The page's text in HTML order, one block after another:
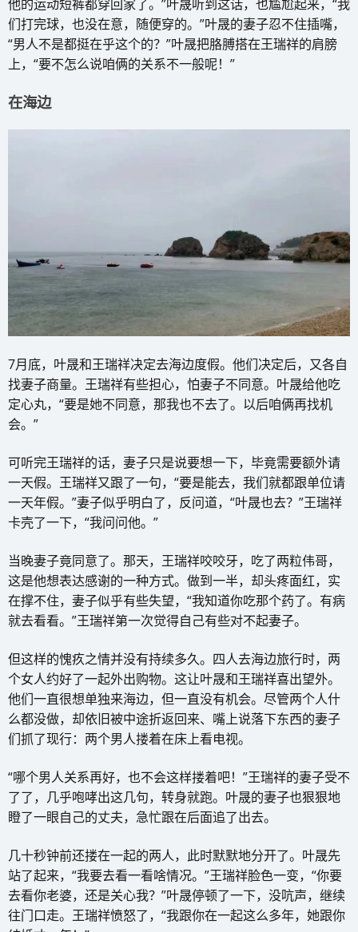
他的运动短裤都穿回家了。”叶晟听到这话，也尴尬起来，“我
们打完球，也没在意，随便穿的。”叶晟的妻子忍不住插嘴，
“男人不是都挺在乎这个的？”叶晟把胳膊搭在王瑞祥的肩膀
上，“要不怎么说咱俩的关系不一般呢！”
在海边
7月底，叶晟和王瑞祥决定去海边度假。他们决定后，又各自
找妻子商量。王瑞祥有些担心，怕妻子不同意。叶晟给他吃
定心丸，“要是她不同意，那我也不去了。以后咱俩再找机
会。”
可听完王瑞祥的话，妻子只是说要想一下，毕竟需要额外请
一天假。王瑞祥又跟了一句，“要是能去，我们就都跟单位请
一天年假。”妻子似乎明白了，反问道，“叶晟也去？”王瑞祥
卡壳了一下，“我问问他。”
当晚妻子竟同意了。那天，王瑞祥咬咬牙，吃了两粒伟哥，
这是他想表达感谢的一种方式。做到一半，却头疼面红，实
在撑不住，妻子似乎有些失望，“我知道你吃那个药了。有病
就去看看。”王瑞祥第一次觉得自己有些对不起妻子。
但这样的愧疚之情并没有持续多久。四人去海边旅行时，两
个女人约好了一起外出购物。这让叶晟和王瑞祥喜出望外。
他们一直很想单独来海边，但一直没有机会。尽管两个人什
么都没做，却依旧被中途折返回来、嘴上说落下东西的妻子
们抓了现行：两个男人搂着在床上看电视。
“哪个男人关系再好，也不会这样搂着吧！”王瑞祥的妻子受不
了了，几乎咆哮出这几句，转身就跑。叶晟的妻子也狠狠地
瞪了一眼自己的丈夫，急忙跟在后面追了出去。
几十秒钟前还搂在一起的两人，此时默默地分开了。叶晟先
站了起来，“我要去看一看啥情况。”王瑞祥脸色一变，“你要
去看你老婆，还是关心我？”叶晟停顿了一下，没吭声，继续
往门口走。王瑞祥愤怒了，“我跟你在一起这么多年，她跟你